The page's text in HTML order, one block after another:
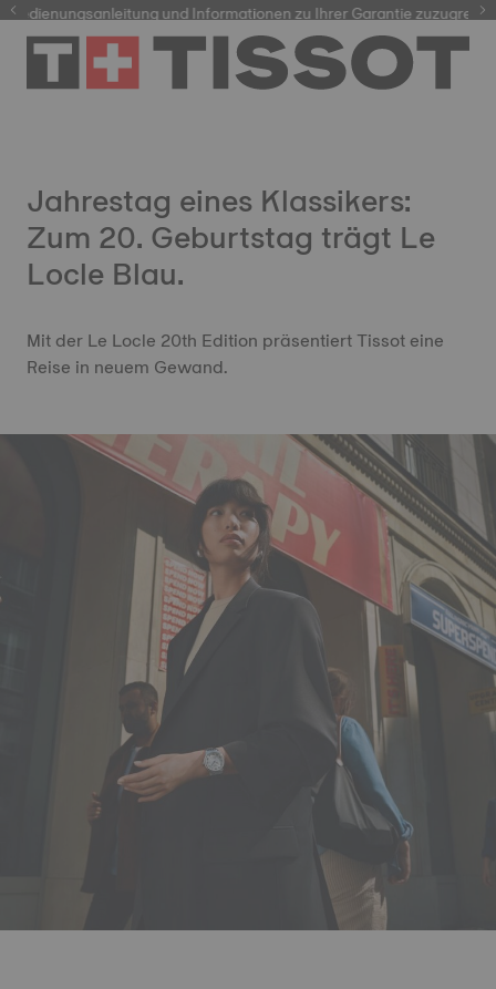
und Informationen zu Ihrer Garantie zuzugreifen
Jahrestag eines Klassikers:
Zum 20. Geburtstag trägt Le
Locle Blau.
Mit der Le Locle 20th Edition präsentiert Tissot eine
Reise in neuem Gewand.